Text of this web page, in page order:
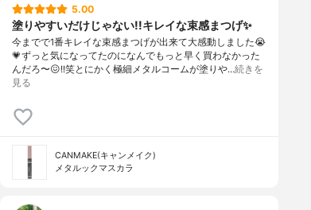
5.00
塗りやすいだけじゃない!!キレイな束感まつげ✨️
今までで1番キレイな束感まつげが出来て大感動しました😭
💗⁡ずっと気になってたのになんでもっと早く買わなかった
んだろ〜😖!!笑⁡⁡とにかく極細メタルコームが塗りや…続きを
見る
CANMAKE(キャンメイク)
メタルックマスカラ